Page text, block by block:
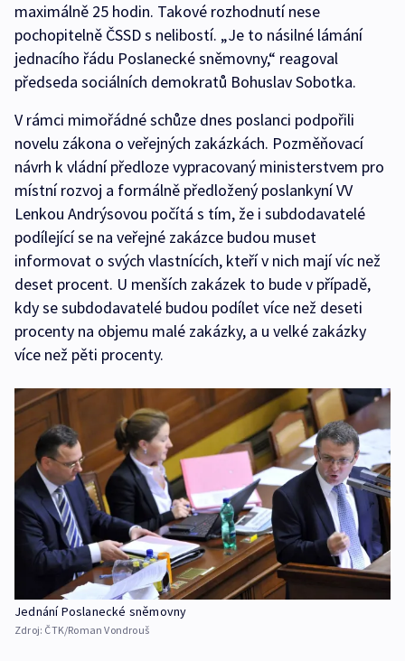
maximálně 25 hodin. Takové rozhodnutí nese
pochopitelně ČSSD s nelibostí. „Je to násilné lámání
jednacího řádu Poslanecké sněmovny,“ reagoval
předseda sociálních demokratů Bohuslav Sobotka.
V rámci mimořádné schůze dnes poslanci podpořili
novelu zákona o veřejných zakázkách. Pozměňovací
návrh k vládní předloze vypracovaný ministerstvem pro
místní rozvoj a formálně předložený poslankyní VV
Lenkou Andrýsovou počítá s tím, že i subdodavatelé
podílející se na veřejné zakázce budou muset
informovat o svých vlastnících, kteří v nich mají víc než
deset procent. U menších zakázek to bude v případě,
kdy se subdodavatelé budou podílet více než deseti
procenty na objemu malé zakázky, a u velké zakázky
více než pěti procenty.
Jednání Poslanecké sněmovny
Zdroj: ČTK/Roman Vondrouš